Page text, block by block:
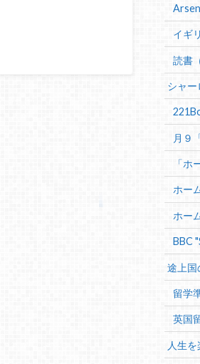
イギ
読書
シャー
月９
「ホ
ホー
ホー
BBC
途上国
留学
英国
人生